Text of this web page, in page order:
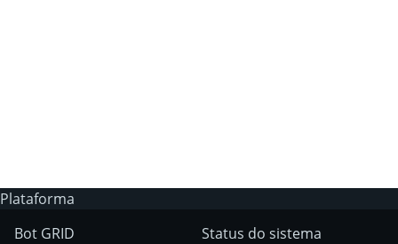
Plataforma
Bot GRID
Status do sistema